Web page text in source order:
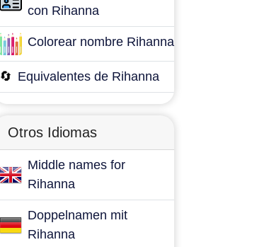
con Rihanna
Colorear nombre Rihanna
🔄 Equivalentes de Rihanna
Otros Idiomas
Middle names for
Rihanna
Doppelnamen mit
Rihanna